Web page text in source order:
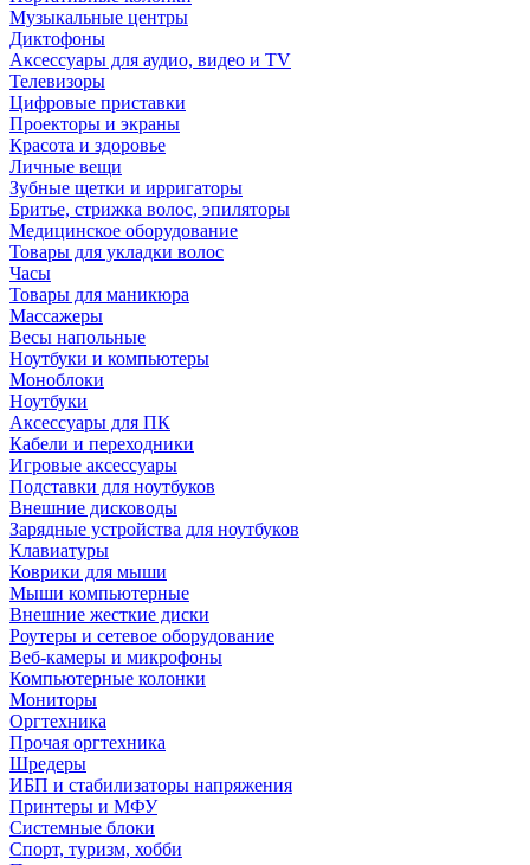
Музыкальные центры
Диктофоны
Аксессуары для аудио, видео и TV
Телевизоры
Цифровые приставки
Проекторы и экраны
Красота и здоровье
Личные вещи
Зубные щетки и ирригаторы
Бритье, стрижка волос, эпиляторы
Медицинское оборудование
Товары для укладки волос
Часы
Товары для маникюра
Массажеры
Весы напольные
Ноутбуки и компьютеры
Моноблоки
Ноутбуки
Аксессуары для ПК
Кабели и переходники
Игровые аксессуары
Подставки для ноутбуков
Внешние дисководы
Зарядные устройства для ноутбуков
Клавиатуры
Коврики для мыши
Мыши компьютерные
Внешние жесткие диски
Роутеры и сетевое оборудование
Веб-камеры и микрофоны
Компьютерные колонки
Мониторы
Оргтехника
Прочая оргтехника
Шредеры
ИБП и стабилизаторы напряжения
Принтеры и МФУ
Системные блоки
Спорт, туризм, хобби